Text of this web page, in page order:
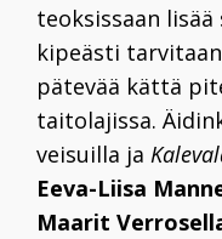
teoksissaan
kipeästi
pätevää kättä
taitolajissa.
veisuilla ja
Eeva-Liisa
Maarit